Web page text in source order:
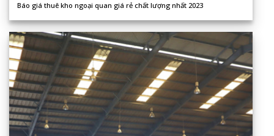
Báo giá thuê kho ngoại quan giá rẻ chất lượng nhất 2023